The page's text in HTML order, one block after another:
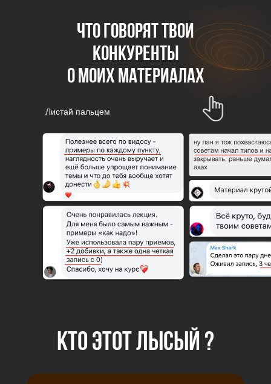
что говорят твои
конкуренты
о моих материалах
Листай пальцем
КТО ЭТОТ ЛЫСЫЙ ?